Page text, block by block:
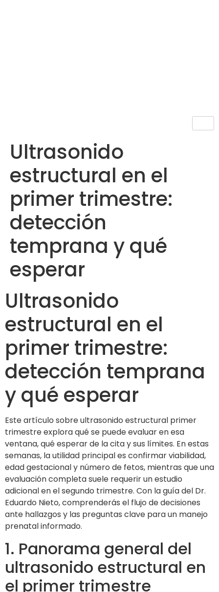
Ultrasonido
estructural en el
primer trimestre:
detección
temprana y qué
esperar
Ultrasonido
estructural en el
primer trimestre:
detección temprana
y qué esperar
Este artículo sobre ultrasonido estructural primer
trimestre explora qué se puede evaluar en esa
ventana, qué esperar de la cita y sus límites. En estas
semanas, la utilidad principal es confirmar viabilidad,
edad gestacional y número de fetos, mientras que una
evaluación completa suele requerir un estudio
adicional en el segundo trimestre. Con la guía del Dr.
Eduardo Nieto, comprenderás el flujo de decisiones
ante hallazgos y las preguntas clave para un manejo
prenatal informado.
1. Panorama general del
ultrasonido estructural en
el primer trimestre